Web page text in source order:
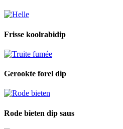
Frisse koolrabidip
Gerookte forel dip
Rode bieten dip saus